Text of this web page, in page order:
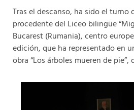
Tras el descanso, ha sido el turno
procedente del Liceo bilingüe
Bucarest (Rumania), centro
edición, que ha representado en
obra “Los árboles mueren de pie”,